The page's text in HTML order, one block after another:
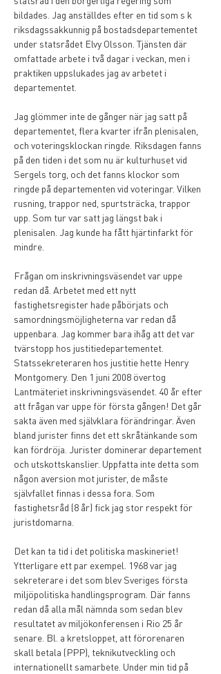
bildades. Jag anställdes efter en tid som s k
riksdagssakkunnig på bostadsdepartementet
under statsrådet Elvy Olsson. Tjänsten där
omfattade arbete i två dagar i veckan, men i
praktiken uppslukades jag av arbetet i
departementet.
Jag glömmer inte de gånger när jag satt på
departementet, flera kvarter ifrån plenisalen,
och voteringsklockan ringde. Riksdagen fanns
på den tiden i det som nu är kulturhuset vid
Sergels torg, och det fanns klockor som
ringde på departementen vid voteringar. Vilken
rusning, trappor ned, spurtsträcka, trappor
upp. Som tur var satt jag längst bak i
plenisalen. Jag kunde ha fått hjärtinfarkt för
mindre.
Frågan om inskrivningsväsendet var uppe
redan då. Arbetet med ett nytt
fastighetsregister hade påbörjats och
samordningsmöjligheterna var redan då
uppenbara. Jag kommer bara ihåg att det var
tvärstopp hos justitiedepartementet.
Statssekreteraren hos justitie hette Henry
Montgomery. Den 1 juni 2008 övertog
Lantmäteriet inskrivningsväsendet. 40 år efter
att frågan var uppe för första gången! Det går
sakta även med självklara förändringar. Även
bland jurister finns det ett skråtänkande som
kan fördröja. Jurister dominerar departement
och utskottskanslier. Uppfatta inte detta som
någon aversion mot jurister, de måste
självfallet finnas i dessa fora. Som
fastighetsråd (8 år) fick jag stor respekt för
juristdomarna.
Det kan ta tid i det politiska maskineriet!
Ytterligare ett par exempel. 1968 var jag
sekreterare i det som blev Sveriges första
miljöpolitiska handlingsprogram. Där fanns
redan då alla mål nämnda som sedan blev
resultatet av miljökonferensen i Rio 25 år
senare. Bl. a kretsloppet, att förorenaren
skall betala (PPP), teknikutveckling och
internationellt samarbete. Under min tid på